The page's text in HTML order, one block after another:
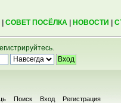
СОВЕТ ПОСЁЛКА| НОВОСТИ
.
Поиск Вход Регистрация